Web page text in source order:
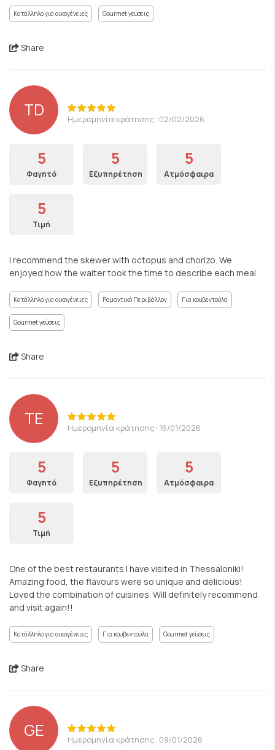
Κατάλληλο για οικογένειες Gourmet γεύσεις
Share
TD Ημερομηνία κράτησης: 02/02/2026
5
Φαγητό
5
Εξυπηρέτηση
5
Ατμόσφαιρα
5
Τιμή
I recommend the skewer with octopus and chorizo. We
enjoyed how the waiter took the time to describe each meal.
Κατάλληλο για οικογένειες Ρομαντικό Περιβάλλον Για κουβεντούλα
Gourmet γεύσεις
Share
TE Ημερομηνία κράτησης: 16/01/2026
5
Φαγητό
5
Εξυπηρέτηση
5
Ατμόσφαιρα
5
Τιμή
One of the best restaurants I have visited in Thessaloniki!
Amazing food, the flavours were so unique and delicious!
Loved the combination of cuisines. Will definitely recommend
and visit again!!
Κατάλληλο για οικογένειες Για κουβεντούλα Gourmet γεύσεις
Share
GE Ημερομηνία κράτησης: 09/01/2026